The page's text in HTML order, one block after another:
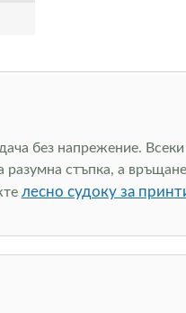
без напрежение.
стъпка, а
лесно судоку за